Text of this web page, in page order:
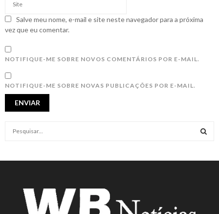
Salve meu nome, e-mail e site neste navegador para a próxima
vez que eu comentar.
NOTIFIQUE-ME SOBRE NOVOS COMENTÁRIOS POR E-MAIL.
NOTIFIQUE-ME SOBRE NOVAS PUBLICAÇÕES POR E-MAIL.